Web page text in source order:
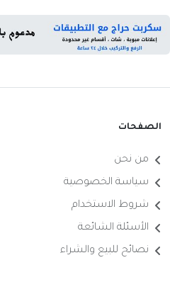
الصفحات
من نحن
سياسة الخصوصية
شروط الاستخدام
الأسئلة الشائعة
نصائح للبيع والشراء